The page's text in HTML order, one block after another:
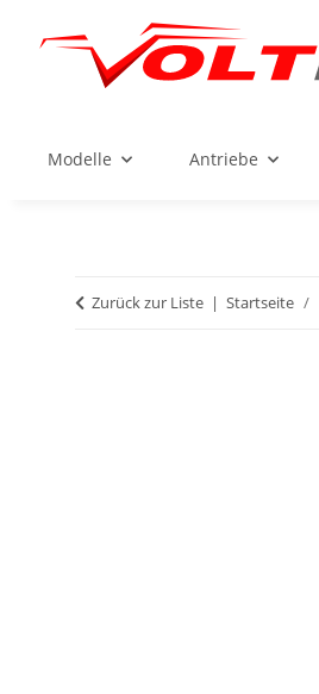
Modelle Antriebe
Zurück zur Liste Startseite